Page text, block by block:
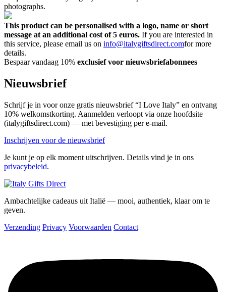
photographs.
This product can be personalised with a logo, name or short
message at an additional cost of 5 euros. If you are interested in
this service, please email us on info@italygiftsdirect.comfor more
details.
Bespaar vandaag 10% exclusief voor nieuwsbriefabonnees
Nieuwsbrief
Schrijf je in voor onze gratis nieuwsbrief “I Love Italy” en ontvang
10% welkomstkorting. Aanmelden verloopt via onze hoofdsite
(italygiftsdirect.com) — met bevestiging per e-mail.
Inschrijven voor de nieuwsbrief
Je kunt je op elk moment uitschrijven. Details vind je in ons
privacybeleid.
Ambachtelijke cadeaus uit Italië — mooi, authentiek, klaar om te
geven.
Verzending Privacy Voorwaarden Contact